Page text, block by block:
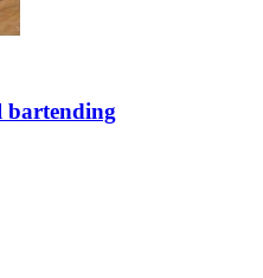
bartending